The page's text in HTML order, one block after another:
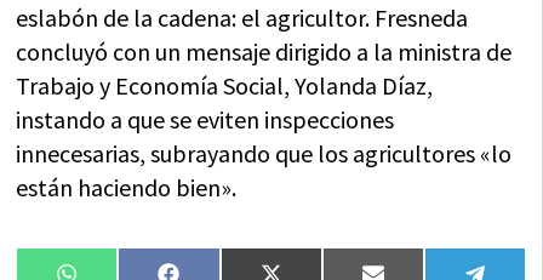
eslabón de la cadena: el agricultor. Fresneda
concluyó con un mensaje dirigido a la ministra de
Trabajo y Economía Social, Yolanda Díaz,
instando a que se eviten inspecciones
innecesarias, subrayando que los agricultores «lo
están haciendo bien».